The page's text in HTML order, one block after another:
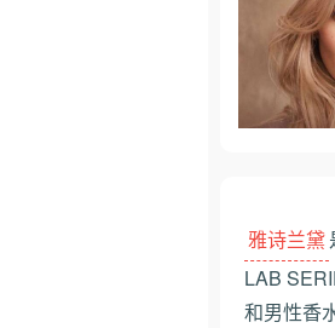
雅诗兰黛
LAB
和男性香